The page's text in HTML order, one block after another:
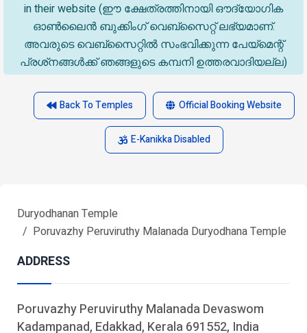
in their website (ഈ ക്ഷേത്രത്തിനായി ഔദ്യോഗിക
ഓൺലൈൻ ബുക്കിംഗ് വെബ്സൈറ്റ് ലഭ്യമാണ്.
അവരുടെ വെബ്‌സൈറ്റിൽ സംഭവിക്കുന്ന പേയ്‌മെന്റ്
പ്രശ്‌നങ്ങൾക്ക് ഞങ്ങളുടെ കമ്പനി ഉത്തരവാദിയല്ല)
Back To Temples Official Booking Website
E-Kanikka Disabled
Duryodhanan Temple
Poruvazhy Peruviruthy Malanada Duryodhana Temple
ADDRESS
Poruvazhy Peruviruthy Malanada Devaswom
Kadampanad, Edakkad, Kerala 691552, India